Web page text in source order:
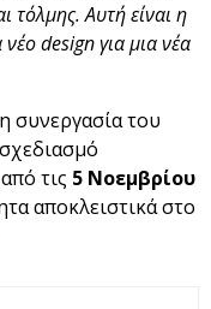
τόλμης. Αυτή είναι η
νέοdesignγια μια νέα
συνεργασία του
τις 5 Νοεμβρίου
αποκλειστικά στο